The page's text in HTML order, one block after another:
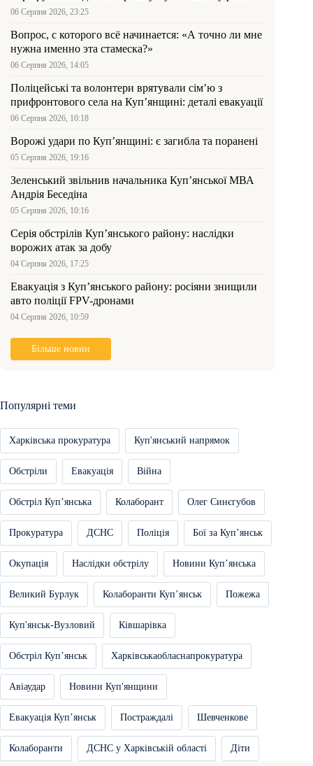
06 Серпня 2026, 23:25
Вопрос, с которого всё начинается: «А точно ли мне
нужна именно эта стамеска?»
06 Серпня 2026, 14:05
Поліцейські та волонтери врятували сім’ю з
прифронтового села на Куп’янщині: деталі евакуації
06 Серпня 2026, 10:18
Ворожі удари по Куп’янщині: є загибла та поранені
05 Серпня 2026, 19:16
Зеленський звільнив начальника Купʼянської МВА
Андрія Беседіна
05 Серпня 2026, 10:16
Серія обстрілів Куп’янського району: наслідки
ворожих атак за добу
04 Серпня 2026, 17:25
Евакуація з Куп’янського району: росіяни знищили
авто поліції FPV-дронами
04 Серпня 2026, 10:59
Більше новин
Популярні теми
Харківська прокуратура Куп'янський напрямок
Обстріли Евакуація Війна
Обстріл Купʼянська Колаборант Олег Синєгубов
Прокуратура ДСНС Поліція Бої за Купʼянськ
Окупація Наслідки обстрілу Новини Купʼянська
Великий Бурлук Колаборанти Купʼянськ Пожежа
Куп'янськ-Вузловий Ківшарівка
Обстріл Купʼянськ Харківськаобласнапрокуратура
Авіаудар Новини Куп'янщини
Евакуація Купʼянськ Постраждалі Шевченкове
Колаборанти ДСНС у Харківській області Діти